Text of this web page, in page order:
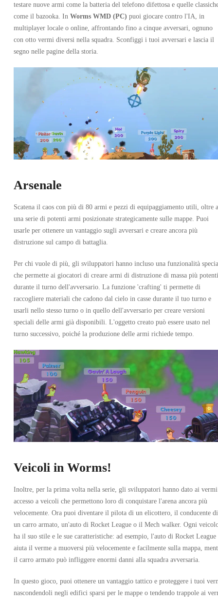
•
Account
•
GLOBALE
5.89
EUR
29.99 EUR
Worms W.M.D Xbox One
Xbox Live
Chiave
•
ARGENTINA
15.37 EUR
29.99 EUR
-49%
testare nuove armi come la batteria del telefono difettosa e quelle
come il bazooka. In Worms WMD (PC) puoi giocare contro l'IA, in
multiplayer locale o online, affrontando fino a cinque avversari, ognuno
con otto vermi diversi nella squadra. Sconfiggi i tuoi avversari e lascia il
segno nelle pagine della storia.
Arsenale
Scatena il caos con più di 80 armi e pezzi di equipaggiamento utili, oltre a
una serie di potenti armi posizionate strategicamente sulle mappe. Puoi
usarle per ottenere un vantaggio sugli avversari e creare ancora più
distruzione sul campo di battaglia.
Per chi vuole di più, gli sviluppatori hanno incluso una funzionalità
che permette ai giocatori di creare armi di distruzione di massa più potenti
durante il turno dell'avversario. La funzione 'crafting' ti permette di
raccogliere materiali che cadono dal cielo in casse durante il tuo turno e
usarli nello stesso turno o in quello dell'avversario per creare versioni
speciali delle armi già disponibili. L'oggetto creato può essere usato nel
turno successivo, poiché la produzione delle armi richiede tempo.
Veicoli in Worms!
Inoltre, per la prima volta nella serie, gli sviluppatori hanno dato ai vermi
accesso a veicoli che permettono loro di conquistare l'arena ancora più
velocemente. Ora puoi diventare il pilota di un elicottero, il conducente di
un carro armato, un'auto di Rocket League o il Mech walker. Ogni
ha il suo stile e le sue caratteristiche: ad esempio, l'auto di Rocket League
aiuta il verme a muoversi più velocemente e facilmente sulla mappa,
il carro armato può infliggere enormi danni alla squadra avversaria.
In questo gioco, puoi ottenere un vantaggio tattico e proteggere i tuoi
nascondendoli negli edifici sparsi per le mappe o tendendo trappole ai